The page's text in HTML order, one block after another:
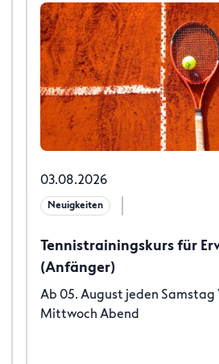
03.08.2026
Neuigkeiten
Tennistrainingskurs für
(Anfänger)
Ab 05. August jeden
Mittwoch Abend